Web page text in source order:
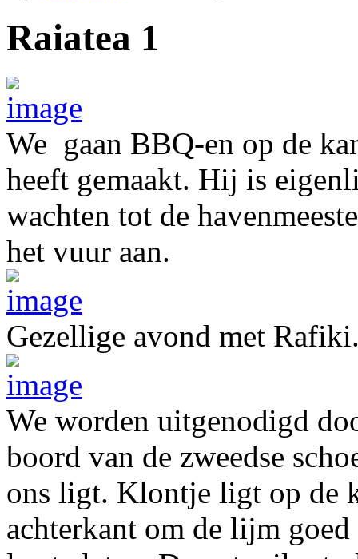
Raiatea 1
We gaan BBQ-en op de
heeft gemaakt. Hij is
wachten tot de
het vuur aan.
Gezellige avond met
We worden uitgenodigd
boord van de zweedse
ons ligt. Klontje ligt op de
achterkant om de lijm